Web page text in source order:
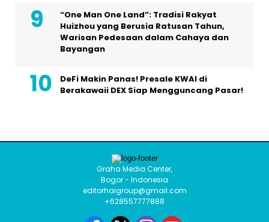
“One Man One Land”: Tradisi Rakyat
Huizhou yang Berusia Ratusan Tahun,
Warisan Pedesaan dalam Cahaya dan
Bayangan
DeFi Makin Panas! Presale KWAI di
Berakawaii DEX Siap Mengguncang Pasar!
Graha Media Center,
Bogor - Indonesia
editorhaigroup@gmail.com
+628557777888